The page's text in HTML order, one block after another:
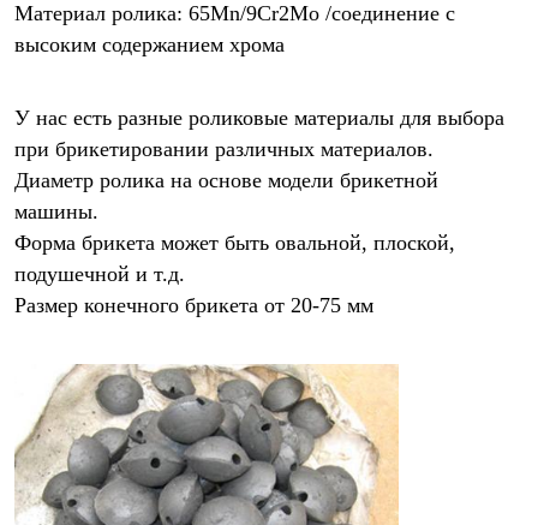
Материал ролика: 65Mn/9Cr2Mo /соединение с
высоким содержанием хрома
У нас есть разные роликовые материалы для выбора
при брикетировании различных материалов.
Диаметр ролика на основе модели брикетной
машины.
Форма брикета может быть овальной, плоской,
подушечной и т.д.
Размер конечного брикета от 20-75 мм